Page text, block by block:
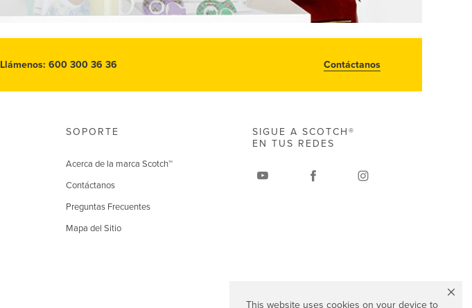
This website uses cookies on your device to
Llámenos: 600 300 36 36 Contáctanos
SOPORTE
Acerca de la marca Scotch™
Contáctanos
Preguntas Frecuentes
Mapa del Sitio
SIGUE A SCOTCH®
EN TUS REDES